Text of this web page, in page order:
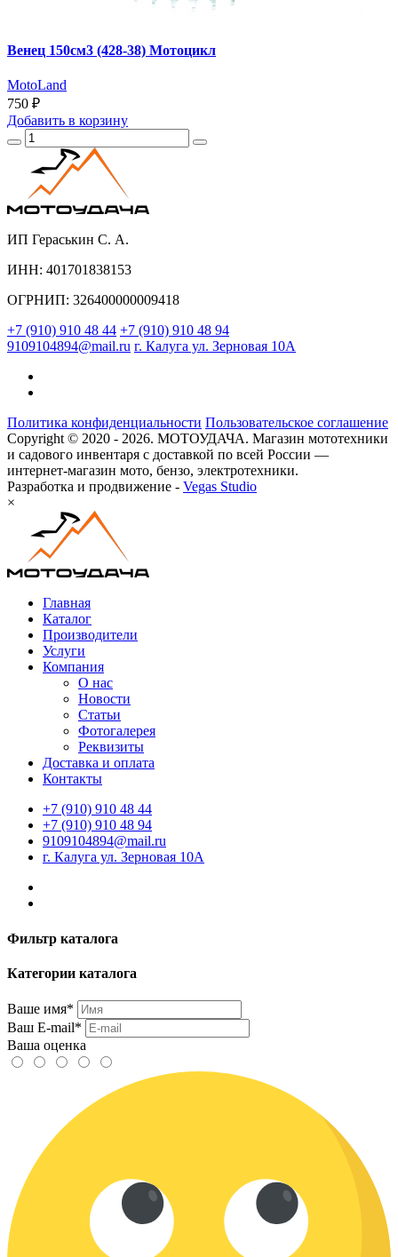
Венец 150см3 (428-38) Мотоцикл
MotoLand
750 ₽
Добавить в корзину
ИП Гераськин С. А.
ИНН: 401701838153
ОГРНИП: 326400000009418
+7 (910) 910 48 44 +7 (910) 910 48 94
9109104894@mail.ru г. Калуга ул. Зерновая 10А
Политика конфиденциальности Пользовательское соглашение
Copyright © 2020 - 2026. МОТОУДАЧА. Магазин мототехники
и садового инвентаря с доставкой по всей России —
интернет-магазин мото, бензо, электротехники.
Разработка и продвижение - Vegas Studio
×
Главная
Каталог
Производители
Услуги
Компания
О нас
Новости
Статьи
Фотогалерея
Реквизиты
Доставка и оплата
Контакты
+7 (910) 910 48 44
+7 (910) 910 48 94
9109104894@mail.ru
г. Калуга ул. Зерновая 10А
Фильтр каталога
Категории каталога
Ваше имя*
Ваш E-mail*
Ваша оценка